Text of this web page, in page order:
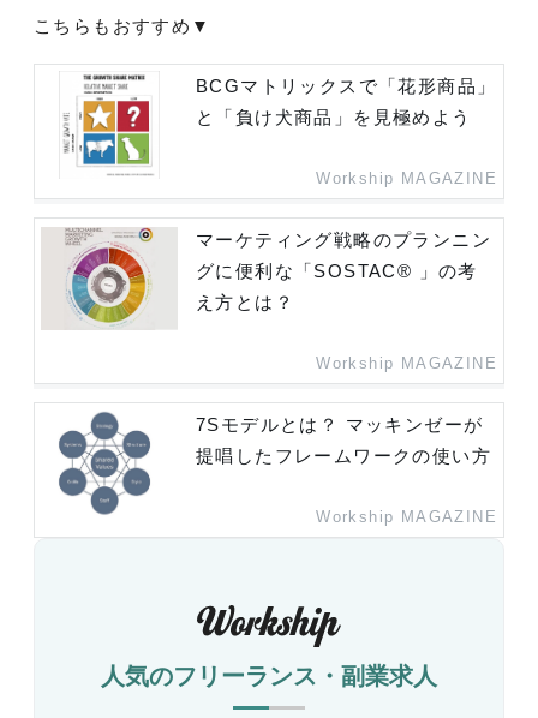
こちらもおすすめ▼
BCGマトリックスで「花形商品」
と「負け犬商品」を見極めよう
Workship MAGAZINE
マーケティング戦略のプランニン
グに便利な「SOSTAC® 」の考
え方とは？
Workship MAGAZINE
7Sモデルとは？ マッキンゼーが
提唱したフレームワークの使い方
Workship MAGAZINE
人気のフリーランス・副業求人